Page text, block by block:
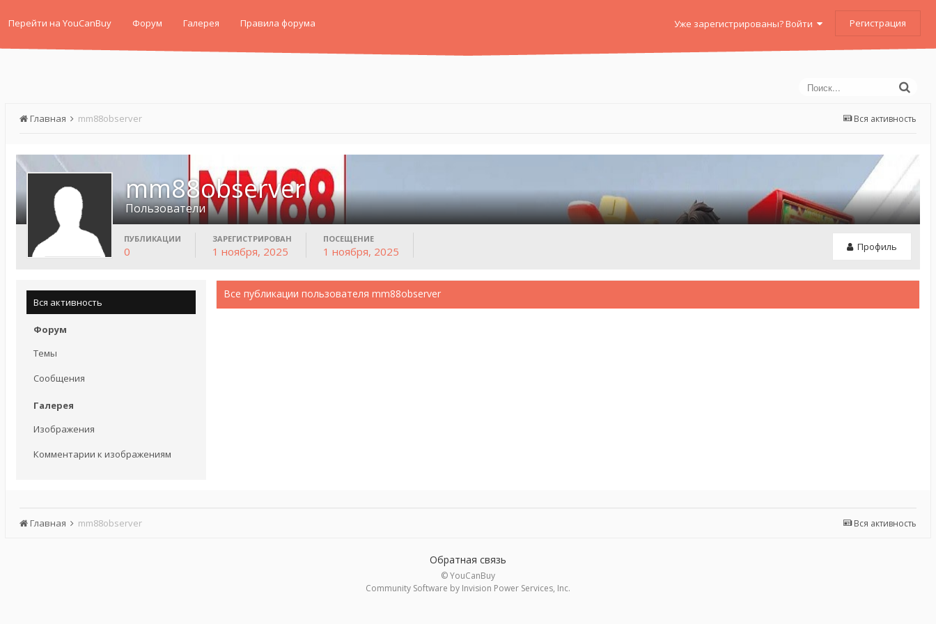
Перейти на YouCanBuy Форум Галерея Правила форума Уже зарегистрированы? Войти Регистрация
Вся активность
Главная mm88observer
mm88observer
Пользователи
Профиль
ПУБЛИКАЦИИ
0
ЗАРЕГИСТРИРОВАН
1 ноября, 2025
ПОСЕЩЕНИЕ
1 ноября, 2025
Вся активность
Форум
Темы
Сообщения
Галерея
Изображения
Комментарии к изображениям
Все публикации пользователя mm88observer
Вся активность
Главная mm88observer
Обратная связь
© YouCanBuy
Community Software by Invision Power Services, Inc.